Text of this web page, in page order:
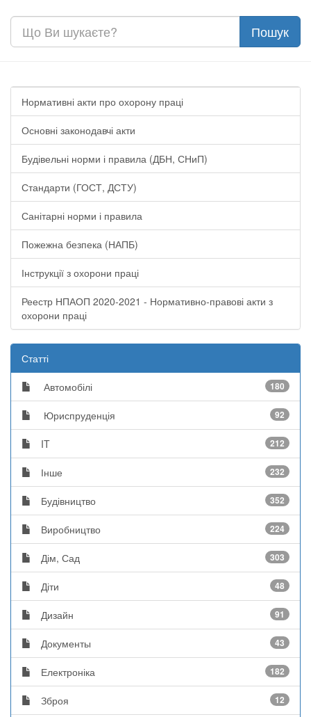
Нормативні акти про охорону праці
Основні законодавчі акти
Будівельні норми і правила (ДБН, СНиП)
Стандарти (ГОСТ, ДСТУ)
Санітарні норми і правила
Пожежна безпека (НАПБ)
Інструкції з охорони праці
Реестр НПАОП 2020-2021 - Нормативно-правові акти з
охорони праці
Статті
Автомобілі 180
Юриспруденція 92
IT 212
Інше 232
Будівництво 352
Виробництво 224
Дім, Сад 303
Діти 48
Дизайн 91
Документы 43
Електроніка 182
Зброя 12